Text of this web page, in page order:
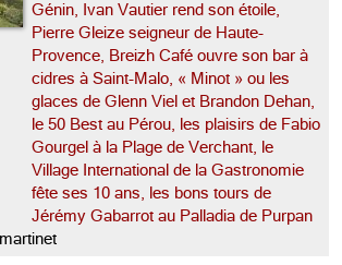
Génin, Ivan Vautier rend son étoile,
Pierre Gleize seigneur de Haute-
Provence, Breizh Café ouvre son bar à
cidres à Saint-Malo, « Minot » ou les
glaces de Glenn Viel et Brandon Dehan,
le 50 Best au Pérou, les plaisirs de Fabio
Gourgel à la Plage de Verchant, le
Village International de la Gastronomie
fête ses 10 ans, les bons tours de
Jérémy Gabarrot au Palladia de Purpan